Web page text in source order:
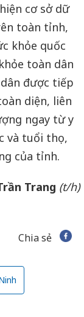
cơ sở dữ
toàn tỉnh,
khỏe quốc
toàn dân
được tiếp
diện, liên
ngay từ y
và tuổi thọ,
của tỉnh.
Trang (t/h)
Chia sẻ